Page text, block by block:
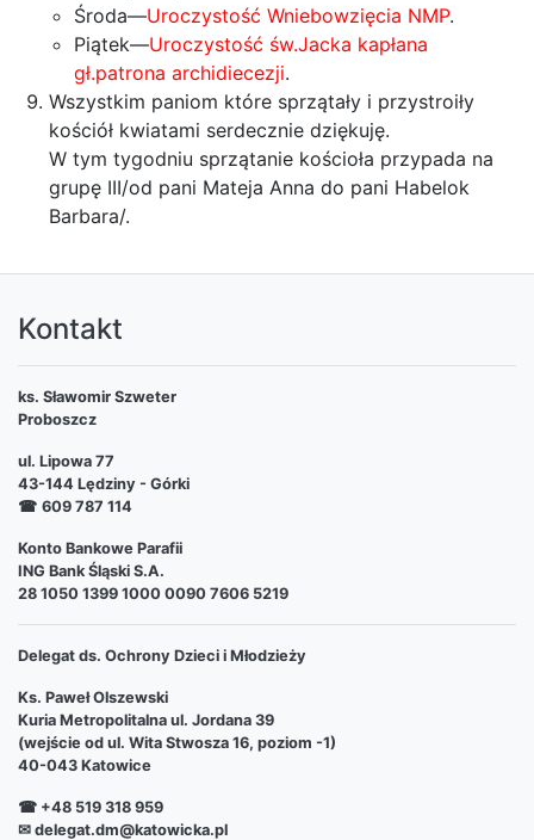
Środa—Uroczystość Wniebowzięcia NMP.
Piątek—Uroczystość św.Jacka kapłana
gł.patrona archidiecezji.
Wszystkim paniom które sprzątały i przystroiły
kościół kwiatami serdecznie dziękuję.
W tym tygodniu sprzątanie kościoła przypada na
grupę III/od pani Mateja Anna do pani Habelok
Barbara/.
Kontakt
ks. Sławomir Szweter
Proboszcz
ul. Lipowa 77
43-144 Lędziny - Górki
☎ 609 787 114
Konto Bankowe Parafii
ING Bank Śląski S.A.
28 1050 1399 1000 0090 7606 5219
Delegat ds. Ochrony Dzieci i Młodzieży
Ks. Paweł Olszewski
Kuria Metropolitalna ul. Jordana 39
(wejście od ul. Wita Stwosza 16, poziom -1)
40-043 Katowice
☎ +48 519 318 959
✉ delegat.dm@katowicka.pl